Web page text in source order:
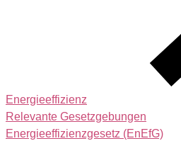
Energieeffizienz
Relevante Gesetzgebungen
Energieeffizienzgesetz (EnEfG)